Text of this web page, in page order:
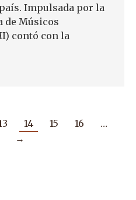
Impulsada por la
de Músicos
contó con la
14 15 16
…
→